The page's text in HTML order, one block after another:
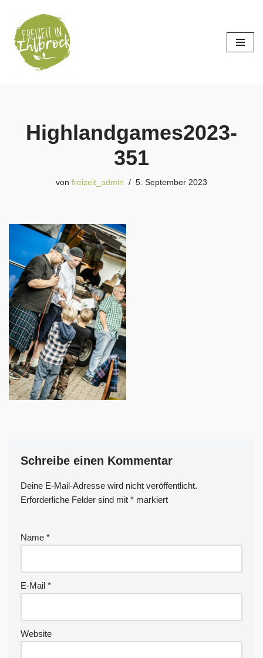
Zum
Inhalt
springen
Highlandgames2023-
351
von freizeit_admin 5. September 2023
Schreibe einen Kommentar
Deine E-Mail-Adresse wird nicht veröffentlicht.
Erforderliche Felder sind mit * markiert
Name *
E-Mail *
Website
A
lt
n
ti
v